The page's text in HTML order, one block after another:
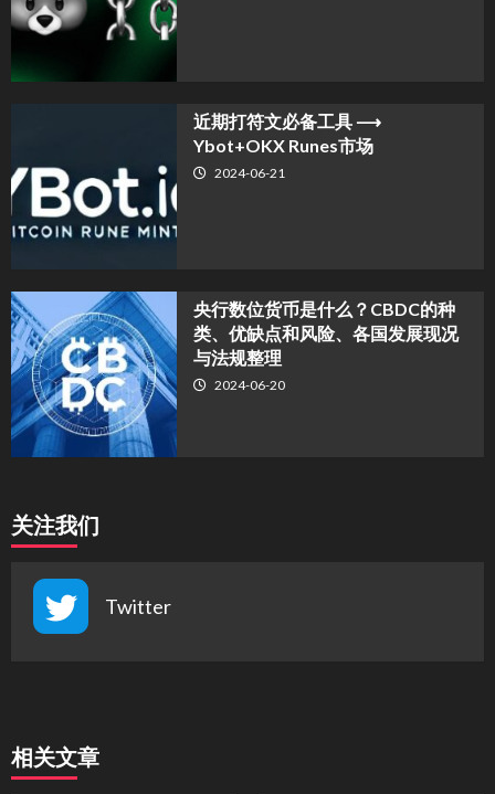
近期打符文必备工具 ⟶
Ybot+OKX Runes市场
2024-06-21
央行数位货币是什么？CBDC的种
类、优缺点和风险、各国发展现况
与法规整理
2024-06-20
关注我们
Twitter
相关文章